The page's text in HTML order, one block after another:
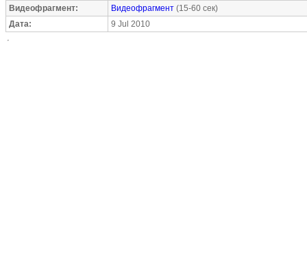
Видеофрагмент:
Видеофрагмент (15-60 сек)
Дата:
9 Jul 2010